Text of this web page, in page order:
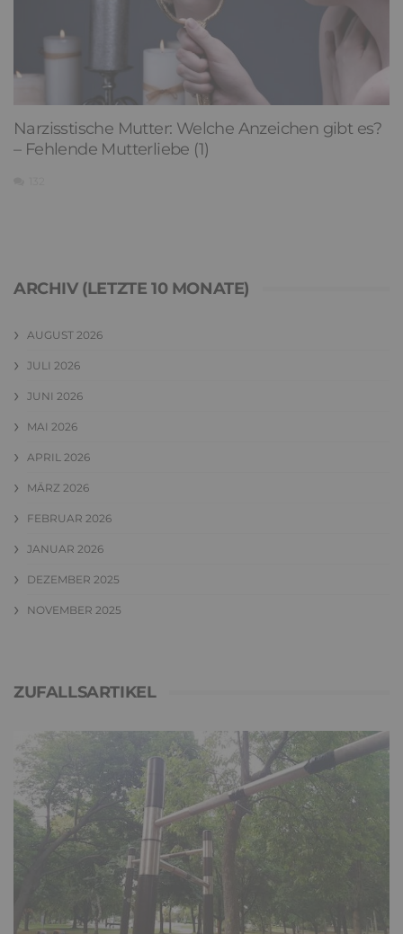
Narzisstische Mutter: Welche Anzeichen gibt es?
– Fehlende Mutterliebe (1)
ARCHIV (LETZTE 10 MONATE)
AUGUST 2026
JULI 2026
JUNI 2026
MAI 2026
APRIL 2026
MÄRZ 2026
FEBRUAR 2026
JANUAR 2026
DEZEMBER 2025
NOVEMBER 2025
ZUFALLSARTIKEL